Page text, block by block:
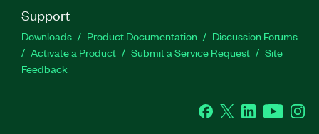
Support
Downloads Product Documentation
Discussion Forums
Activate a Product
Submit a Service Request
Site
Feedback
Facebook
Twitter LinkedInYouTube